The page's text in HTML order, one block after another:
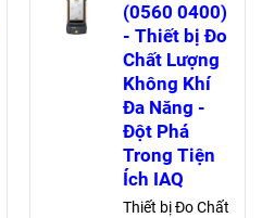
(0560 0400)
- Thiết bị Đo
Chất Lượng
Không Khí
Đa Năng -
Đột Phá
Trong Tiện
Ích IAQ
Thiết bị Đo Chất